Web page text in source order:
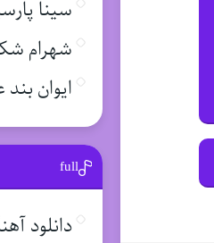
سینا
شهرام
ایوان بند
full
دانلود